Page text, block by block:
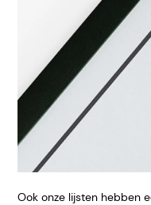
Ook onze lijsten hebben